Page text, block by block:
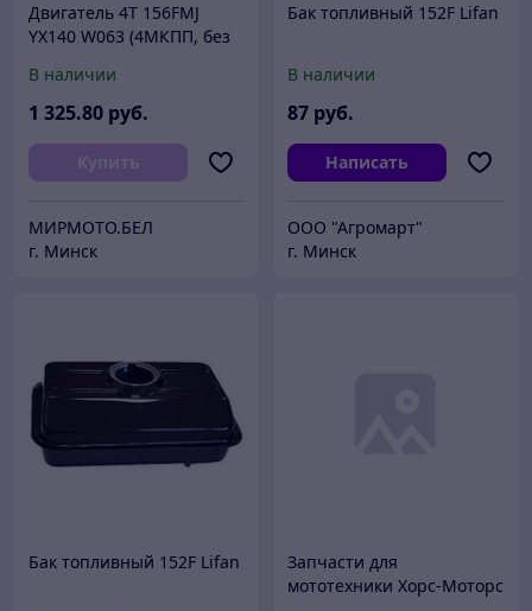
Двигатель 4Т 156FMJ
YX140 W063 (4МКПП, без
питбайка, мопеда,
мотоцикла Racer, Minsk,
В наличии
1 325.80 руб.
Купить
МИРМОТО.БЕЛ
г. Минск
Бак топливный 152F Lifan
В наличии
87 руб.
Написать
ООО "Агромарт"
г. Минск
Бак топливный 152F Lifan
Запчасти для
мототехники Хорс-Моторс